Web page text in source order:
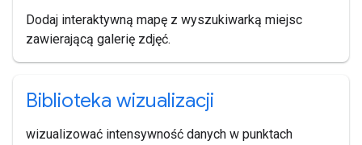
Dodaj interaktywną mapę z wyszukiwarką miejsc
zawierającą galerię zdjęć.
Biblioteka wizualizacji
wizualizować intensywność danych w punktach